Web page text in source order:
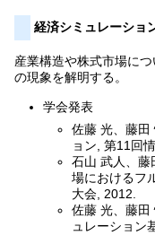
経済シミュレーショ
産業構造や株式市場に
の現象を解明する。
学会発表
佐藤 光、藤田
ョン, 第11回
石山 武人、藤
場におけるフ
大会, 2012.
佐藤 光、藤田
ュレーション